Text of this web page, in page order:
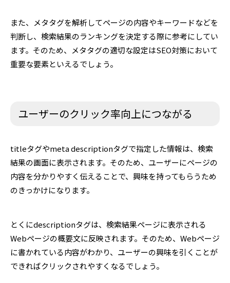
また、メタタグを解析してページの内容やキーワードなどを
判断し、検索結果のランキングを決定する際に参考にしてい
ます。そのため、メタタグの適切な設定はSEO対策において
重要な要素といえるでしょう。
ユーザーのクリック率向上につながる
titleタグやmeta descriptionタグで指定した情報は、検索
結果の画面に表示されます。そのため、ユーザーにページの
内容を分かりやすく伝えることで、興味を持ってもらうため
のきっかけになります。
とくにdescriptionタグは、検索結果ページに表示される
Webページの概要文に反映されます。そのため、Webページ
に書かれている内容がわかり、ユーザーの興味を引くことが
できればクリックされやすくなるでしょう。